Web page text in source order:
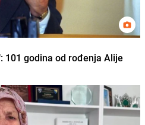
101 godina od rođenja Alije